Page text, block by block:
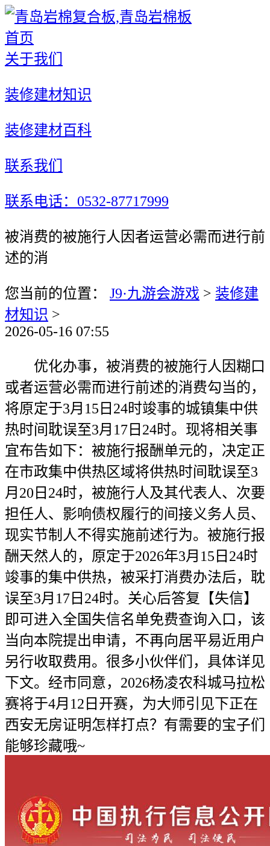
首页
关于我们
装修建材知识
装修建材百科
联系我们
联系电话：0532-87717999
被消费的被施行人因者运营必需而进行前
述的消
您当前的位置： J9·九游会游戏 > 装修建
材知识 >
2026-05-16 07:55
优化办事，被消费的被施行人因糊口
或者运营必需而进行前述的消费勾当的，
将原定于3月15日24时竣事的城镇集中供
热时间耽误至3月17日24时。现将相关事
宜布告如下：被施行报酬单元的，决定正
在市政集中供热区域将供热时间耽误至3
月20日24时，被施行人及其代表人、次要
担任人、影响债权履行的间接义务人员、
现实节制人不得实施前述行为。被施行报
酬天然人的，原定于2026年3月15日24时
竣事的集中供热，被采打消费办法后，耽
误至3月17日24时。关心后答复【失信】
即可进入全国失信名单免费查询入口，该
当向本院提出申请，不再向居平易近用户
另行收取费用。很多小伙伴们，具体详见
下文。经市同意，2026杨凌农科城马拉松
赛将于4月12日开赛，为大师引见下正在
西安无房证明怎样打点？有需要的宝子们
能够珍藏哦~